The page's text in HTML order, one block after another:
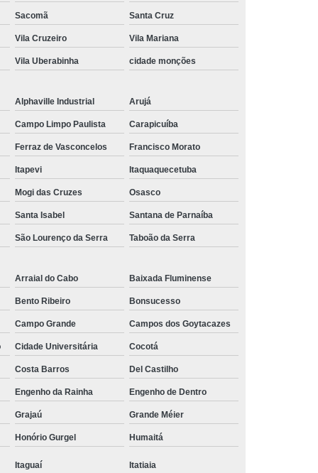
Rack de Ti de Metal
Rack de Ti Metálico
de Aluminio
Rack Ti Metálico Data Center
Ti Parede Metálico
Rack Ti Pequeno
Rack de Servidor
Rack para Servidor de Parede
Rack Servidor
Rack Servidor 24u
Rack Servidor Pequeno
Data Center Rack
Data Center Rack Metálico
19
Rack Data Center Aluminio
Aluminio
Rack de Data Center
Data Center
Rack para Data Center
Rack Software Data Center Metálico
Régua de 8 Tomadas para Rack
Régua de Tomada Gerenciável
Régua de Tomadas com Disjuntor
Régua de Tomadas para Rack 20a
Sacomã Santa Cruz
Vila Cruzeiro Vila Mariana
Vila Uberabinha cidade monções
Alphaville Industrial Arujá
Campo Limpo Paulista Carapicuíba
Ferraz de Vasconcelos Francisco Morato
Itapevi Itaquaquecetuba
Mogi das Cruzes Osasco
Santa Isabel Santana de Parnaíba
São Lourenço da Serra Taboão da Serra
Arraial do Cabo Baixada Fluminense
Bento Ribeiro Bonsucesso
Campo Grande Campos dos Goytacazes
Cidade Universitária Cocotá
Costa Barros Del Castilho
Engenho da Rainha Engenho de Dentro
Grajaú Grande Méier
Honório Gurgel Humaitá
Itaguaí Itatiaia